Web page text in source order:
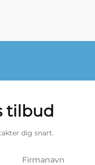
tilbud
dig snart.
Firmanavn